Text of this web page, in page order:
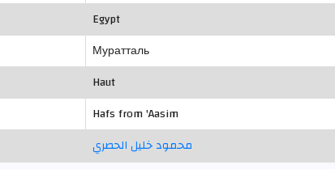
Egypt
Муратталь
Haut
Hafs from 'Aasim
محمود خليل الحصري